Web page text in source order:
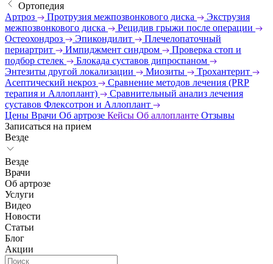
Ортопедия
Артроз
Протрузия межпозвонкового диска
Экструзия
межпозвонкового диска
Рецидив грыжи после операции
Остеохондроз
Эпикондилит
Плечелопаточный
периартрит
Импиджмент синдром
Проверка стоп и
подбор стелек
Блокада суставов дипроспаном
Энтезиты другой локализации
Миозиты
Трохантерит
Асептический некроз
Сравнение методов лечения (PRP
терапия и Аллоплант)
Сравнительный анализ лечения
суставов Флексотрон и Аллоплант
Цены Врачи Об артрозе Кейсы Об аллопланте Отзывы
Записаться на прием
Везде
Везде
Врачи
Об артрозе
Услуги
Видео
Новости
Статьи
Блог
Акции